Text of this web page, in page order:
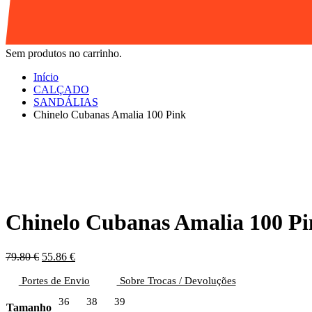
Sem produtos no carrinho.
Início
CALÇADO
SANDÁLIAS
Chinelo Cubanas Amalia 100 Pink
Chinelo Cubanas Amalia 100
79.80€ O
original
79.80 €.
55.86 €O
atual
55.86 €.
Portes de Envio Sobre Trocas / Devoluções
Tamanho 36 38 39